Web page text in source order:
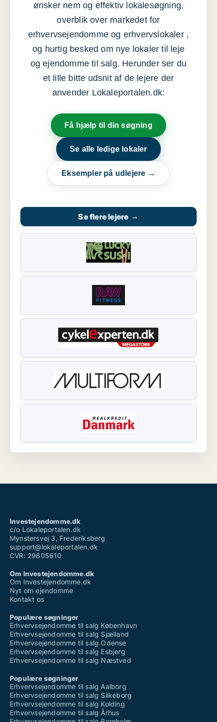
ønsker nem og effektiv lokalesøgning,
overblik over markedet for
erhvervsejendomme og erhvervslokaler ,
og hurtig besked om nye lokaler til leje
og ejendomme til salg. Herunder ser du
et lille bitte udsnit af de lejere der
anvender Lokaleportalen.dk:
Få hjælp til din søgning
Se alle ledige lokaler
Eksempler på udlejere →
Se flere lejere →
Investejendomme.dk
c/o Lokaleportalen.dk
Mynstersvej 3, Frederiksberg
support@lokaleportalen.dk
CVR: 29605610
Om Investejendomme.dk
Om Investejendomme.dk
Nyt om ejendomme
Kontakt os
Populære søgninger
Erhvervsejendomme til salg København
Erhvervsejendomme til salg Sjælland
Erhvervsejendomme til salg Odense
Erhvervsejendomme til salg Esbjerg
Erhvervsejendomme til salg Næstved
Populære søgninger
Erhvervsejendomme til salg Aalborg
Erhvervsejendomme til salg Silkeborg
Erhvervsejendomme til salg Kolding
Erhvervsejendomme til salg Århus